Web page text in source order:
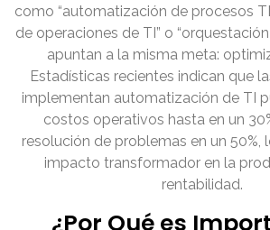
como “automatización de procesos
de operaciones de TI” o
apuntan a la misma meta:
Estadísticas recientes indican que
implementan automatización de TI
costos operativos hasta en un
resolución de problemas en un 50%,
impacto transformador en la
rentabilidad.
¿Por Qué es